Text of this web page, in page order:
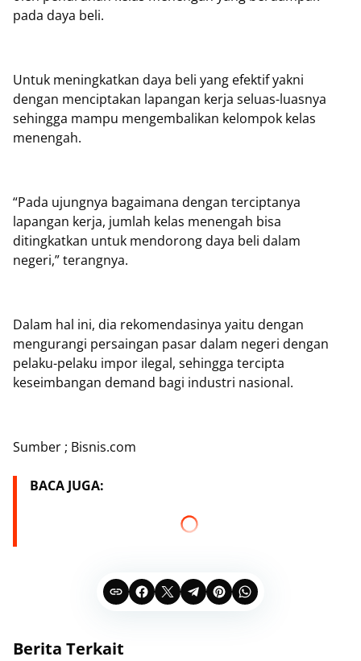
pada daya beli.
Untuk meningkatkan daya beli yang efektif yakni
dengan menciptakan lapangan kerja seluas-luasnya
sehingga mampu mengembalikan kelompok kelas
menengah.
“Pada ujungnya bagaimana dengan terciptanya
lapangan kerja, jumlah kelas menengah bisa
ditingkatkan untuk mendorong daya beli dalam
negeri,” terangnya.
Dalam hal ini, dia rekomendasinya yaitu dengan
mengurangi persaingan pasar dalam negeri dengan
pelaku-pelaku impor ilegal, sehingga tercipta
keseimbangan demand bagi industri nasional.
Sumber ; Bisnis.com
BACA JUGA:
Berita Terkait